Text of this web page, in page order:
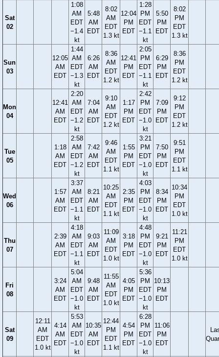
Sat
02
1:08
AM
EDT
−1.4
kt
5:48
AM
EDT
8:02
AM
EDT
1.3 kt
12:04
PM
EDT
1:28
PM
EDT
−1.1
kt
5:50
PM
EDT
8:02
PM
EDT
1.3 kt
Sun
03
12:05
AM
EDT
1:44
AM
EDT
−1.3
kt
6:26
AM
EDT
8:36
AM
EDT
1.2 kt
12:41
PM
EDT
2:05
PM
EDT
−1.1
kt
6:29
PM
EDT
8:36
PM
EDT
1.2 kt
Mon
04
12:41
AM
EDT
2:20
AM
EDT
−1.2
kt
7:04
AM
EDT
9:10
AM
EDT
1.2 kt
1:17
PM
EDT
2:42
PM
EDT
−1.0
kt
7:09
PM
EDT
9:12
PM
EDT
1.2 kt
Tue
05
1:18
AM
EDT
2:58
AM
EDT
−1.2
kt
7:42
AM
EDT
9:46
AM
EDT
1.1 kt
1:55
PM
EDT
3:21
PM
EDT
−1.0
kt
7:50
PM
EDT
9:51
PM
EDT
1.1 kt
Wed
06
1:57
AM
EDT
3:37
AM
EDT
−1.1
kt
8:21
AM
EDT
10:25
AM
EDT
1.1 kt
2:35
PM
EDT
4:03
PM
EDT
−1.0
kt
8:34
PM
EDT
10:34
PM
EDT
1.0 kt
Thu
07
2:39
AM
EDT
4:18
AM
EDT
−1.1
kt
9:03
AM
EDT
11:09
AM
EDT
1.0 kt
3:18
PM
EDT
4:48
PM
EDT
−1.0
kt
9:21
PM
EDT
11:21
PM
EDT
1.0 kt
Fri
08
3:24
AM
EDT
5:04
AM
EDT
−1.0
kt
9:48
AM
EDT
11:55
AM
EDT
1.0 kt
4:05
PM
EDT
5:36
PM
EDT
−1.0
kt
10:13
PM
EDT
Sat
09
12:11
AM
EDT
1.0 kt
4:14
AM
EDT
5:53
AM
EDT
−1.0
kt
10:35
AM
EDT
12:44
PM
EDT
1.1 kt
4:54
PM
EDT
6:28
PM
EDT
−1.0
kt
11:06
PM
EDT